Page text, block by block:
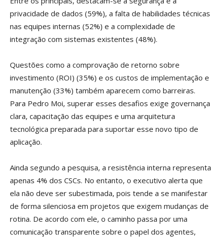
privacidade de dados (59%), a falta de habilidades técnicas
nas equipes internas (52%) e a complexidade de
integração com sistemas existentes (48%).
Questões como a comprovação de retorno sobre
investimento (ROI) (35%) e os custos de implementação e
manutenção (33%) também aparecem como barreiras.
Para Pedro Moi, superar esses desafios exige governança
clara, capacitação das equipes e uma arquitetura
tecnológica preparada para suportar esse novo tipo de
aplicação.
Ainda segundo a pesquisa, a resistência interna representa
apenas 4% dos CSCs. No entanto, o executivo alerta que
ela não deve ser subestimada, pois tende a se manifestar
de forma silenciosa em projetos que exigem mudanças de
rotina. De acordo com ele, o caminho passa por uma
comunicação transparente sobre o papel dos agentes,